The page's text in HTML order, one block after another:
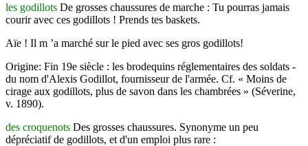
les godillots De grosses chaussures de marche : Tu pourras jamais
courir avec ces godillots ! Prends tes baskets.
Aïe ! Il m ’a marché sur le pied avec ses gros godillots!
Origine: Fin 19e siècle : les brodequins réglementaires des soldats -
du nom d'Alexis Godillot, fournisseur de l'armée. Cf. « Moins de
cirage aux godillots, plus de savon dans les chambrées » (Séverine,
v. 1890).
des croquenots Des grosses chaussures. Syno­nyme un peu
dépréciatif de godillots, et d'un emploi plus rare :